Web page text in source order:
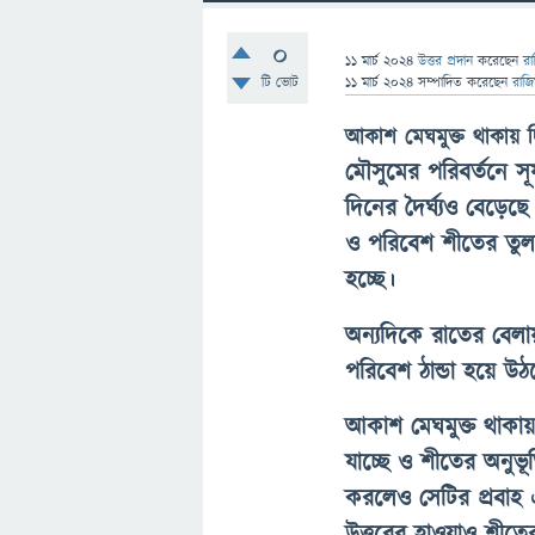
0
টি ভোট
11 মার্চ 2024 উত্তর প্রদান করেছেন
11 মার্চ 2024 সম্পাদিত করেছেন
আকাশ মেঘমুক্ত থাকায়
মৌসুমের পরিবর্তনে
দিনের দৈর্ঘ্যও
ও পরিবেশ শীতের
হচ্ছে।
অন্যদিকে রাতের
পরিবেশ ঠান্ডা হয়ে
আকাশ মেঘমুক্ত
যাচ্ছে ও শীতের
করলেও সেটির প্রবাহ